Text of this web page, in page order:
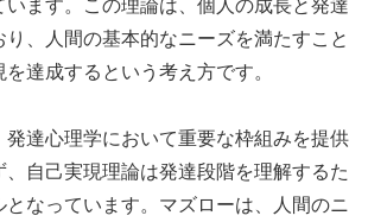
います。この理論は、個人の成長と発達
り、人間の基本的なニーズを満たすこと
達成するという考え方です。
発達心理学において重要な枠組みを提供
、自己実現理論は発達段階を理解するた
なっています。マズローは、人間のニ